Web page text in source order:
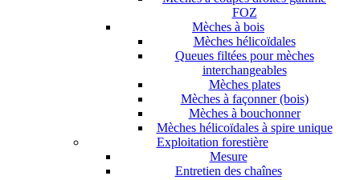
FOZ
Mèches à bois
Mèches hélicoïdales
Queues filtées pour mèches
interchangeables
Mèches plates
Mèches à façonner (bois)
Mèches à bouchonner
Mèches hélicoïdales à spire unique
Exploitation forestière
Mesure
Entretien des chaînes